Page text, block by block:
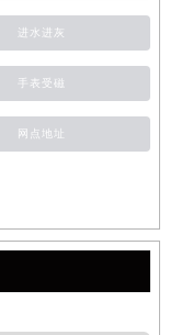
进水进灰
手表受磁
网点地址